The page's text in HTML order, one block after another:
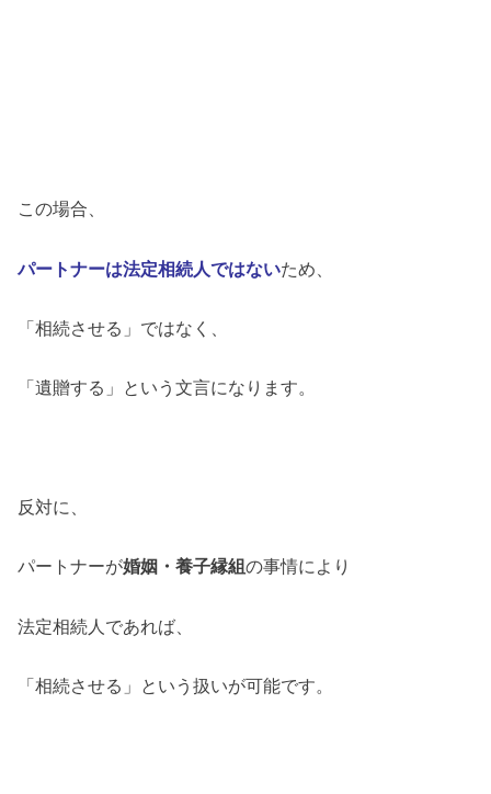
この場合、
パートナーは法定相続人ではないため、
「相続させる」ではなく、
「遺贈する」という文言になります。
反対に、
パートナーが婚姻・養子縁組の事情により
法定相続人であれば、
「相続させる」という扱いが可能です。